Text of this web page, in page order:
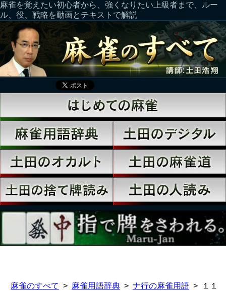
麻雀を覚えたい初心者から、強くなりたい上級者まで、ルー
ル、役、戦略を動画とテキストで解説
麻雀のすべて 麻雀用語辞典 ナ行の麻雀用語
１１